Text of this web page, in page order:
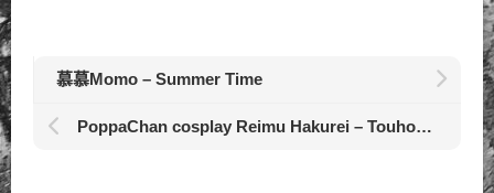
慕慕Momo – Summer Time
PoppaChan cosplay Reimu Hakurei – Touhou Project